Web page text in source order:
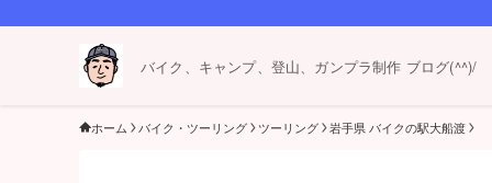
バイク、キャンプ、登山、ガンプラ制作 ブログ(^^)/
ホーム バイク・ツーリング ツーリング 岩手県 バイクの駅大船渡